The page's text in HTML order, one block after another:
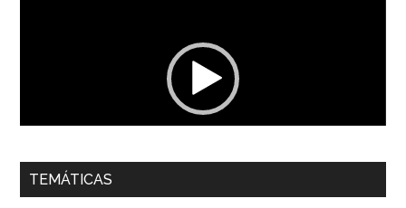
00:00 01:04
Dra. Carolina Corcho Mejía,Presidenta Corporación
TEMÁTICAS